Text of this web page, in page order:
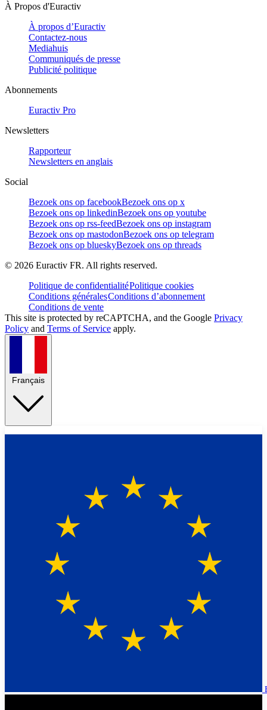
À Propos d'Euractiv
À propos d’Euractiv
Contactez-nous
Mediahuis
Communiqués de presse
Publicité politique
Abonnements
Euractiv Pro
Newsletters
Rapporteur
Newsletters en anglais
Social
Bezoek ons op facebookBezoek ons op x
Bezoek ons op linkedinBezoek ons op youtube
Bezoek ons op rss-feedBezoek ons op instagram
Bezoek ons op mastodonBezoek ons op telegram
Bezoek ons op blueskyBezoek ons op threads
© 2026 Euractiv FR. All rights reserved.
Politique de confidentialitéPolitique cookies
Conditions généralesConditions d’abonnement
Conditions de vente
This site is protected by reCAPTCHA, and the Google Privacy
Policy and Terms of Service apply.
Français